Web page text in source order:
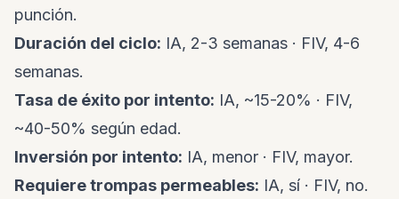
punción.
Duración del ciclo: IA, 2-3 semanas · FIV, 4-6
semanas.
Tasa de éxito por intento: IA, ~15-20% · FIV,
~40-50% según edad.
Inversión por intento: IA, menor · FIV, mayor.
Requiere trompas permeables: IA, sí · FIV, no.